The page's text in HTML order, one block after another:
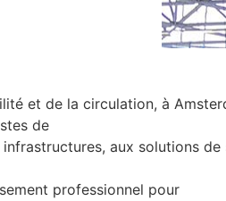
et de la circulation, à
de
aux solutions de
professionnel pour